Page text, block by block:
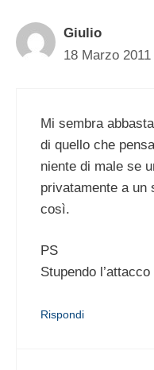
Giulio
18 Marzo
Mi sembra
di quello che
niente di male se
privatamente a un
così.
PS
Stupendo l’attacco
Rispondi